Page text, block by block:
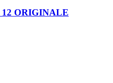
12 ORIGINALE